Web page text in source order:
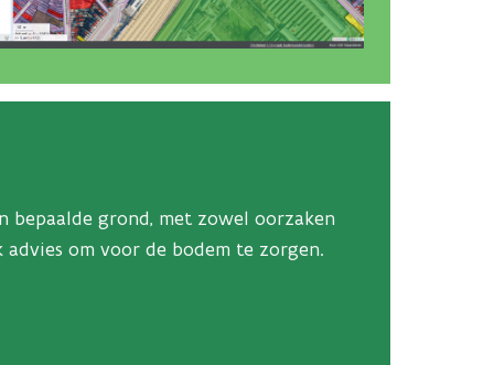
bepaalde grond, met zowel oorzaken
om voor de bodem te zorgen.